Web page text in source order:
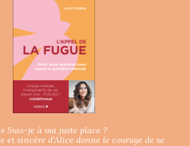
« Suis-je à ma juste place ?
et sincère d’Alice donne le courage de se